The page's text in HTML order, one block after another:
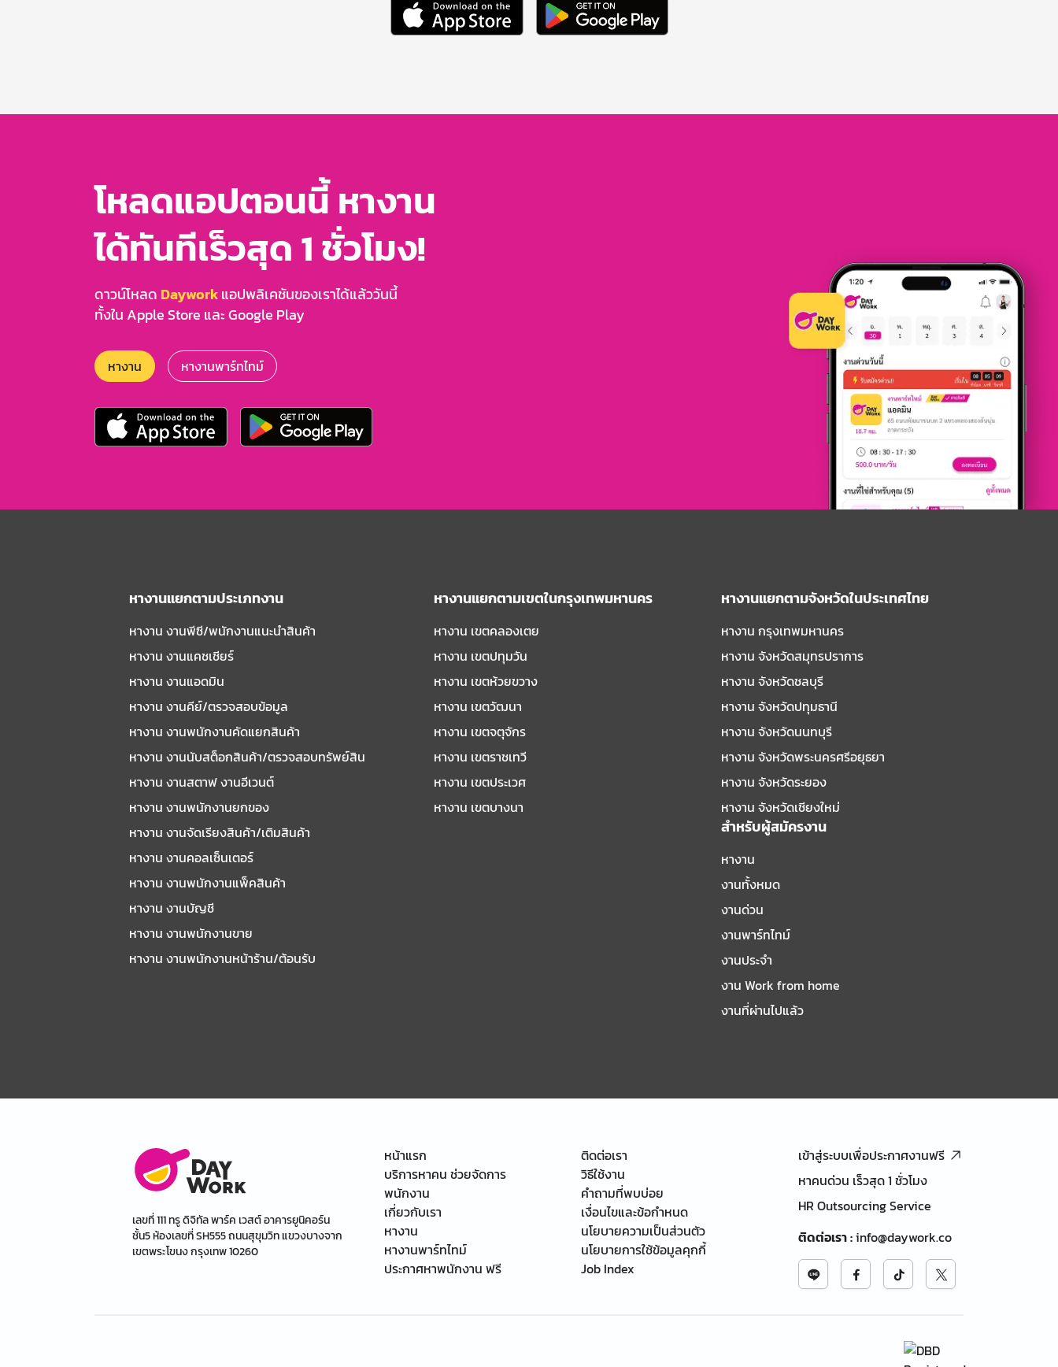
โหลดแอปตอนนี้ หางาน
ได้ทันทีเร็วสุด 1 ชั่วโมง!
ดาวน์โหลด Dayworkแอปพลิเคชันของเราได้แล้ววันนี้
ทั้งใน Apple Store และ Google Play
หางาน หางานพาร์ทไทม์
หางานแยกตามประเภทงาน
หางาน งานพีซี/พนักงานแนะนําสินค้า
หางาน งานแคชเชียร์
หางาน งานแอดมิน
หางาน งานคีย์/ตรวจสอบข้อมูล
หางาน งานพนักงานคัดแยกสินค้า
หางาน งานนับสต็อกสินค้า/ตรวจสอบทรัพย์สิน
หางาน งานสตาฟ งานอีเวนต์
หางาน งานพนักงานยกของ
หางาน งานจัดเรียงสินค้า/เติมสินค้า
หางาน งานคอลเซ็นเตอร์
หางาน งานพนักงานแพ็คสินค้า
หางาน งานบัญชี
หางาน งานพนักงานขาย
หางาน งานพนักงานหน้าร้าน/ต้อนรับ
หางานแยกตามเขตในกรุงเทพมหานคร
หางาน เขตคลองเตย
หางาน เขตปทุมวัน
หางาน เขตห้วยขวาง
หางาน เขตวัฒนา
หางาน เขตจตุจักร
หางาน เขตราชเทวี
หางาน เขตประเวศ
หางาน เขตบางนา
หางานแยกตามจังหวัดในประเทศไทย
หางาน กรุงเทพมหานคร
หางาน จังหวัดสมุทรปราการ
หางาน จังหวัดชลบุรี
หางาน จังหวัดปทุมธานี
หางาน จังหวัดนนทบุรี
หางาน จังหวัดพระนครศรีอยุธยา
หางาน จังหวัดระยอง
หางาน จังหวัดเชียงใหม่
สำหรับผู้สมัครงาน
หางาน
งานทั้งหมด
งานด่วน
งานพาร์ทไทม์
งานประจำ
งาน Work from home
งานที่ผ่านไปแล้ว
เลขที่ 111 ทรู ดิจิทัล พาร์ค เวสต์ อาคารยูนิคอร์น
ชั้น5 ห้องเลขที่ SH555 ถนนสุขุมวิท แขวงบางจาก
เขตพระโขนง กรุงเทพ 10260
หน้าแรก
บริการหาคน ช่วยจัดการ
พนักงาน
เกี่ยวกับเรา
หางาน
หางานพาร์ทไทม์
ประกาศหาพนักงาน ฟรี
ติดต่อเรา
วิธีใช้งาน
คำถามที่พบบ่อย
เงื่อนไขและข้อกำหนด
นโยบายความเป็นส่วนตัว
นโยบายการใช้ข้อมูลคุกกี้
Job Index
เข้าสู่ระบบเพื่อประกาศงานฟรี
หาคนด่วน เร็วสุด 1 ชั่วโมง
HR Outsourcing Service
ติดต่อเรา:info@daywork.co